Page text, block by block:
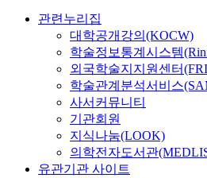
관련누리집
대학공개강의(KOCW)
학술정보통계시스템
외국학술지지원센터
학술관계분석서비스
사서커뮤니티
기관회원
지식나눔(LOOK)
의학전자도서관
유관기관 사이트